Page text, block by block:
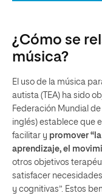
¿Cómo se
música?
El uso de la música
autista (TEA) ha sido
Federación Mundial
inglés) establece que
facilitar y promover
aprendizaje, el
otros objetivos
satisfacer
y cognitivas”. Estos